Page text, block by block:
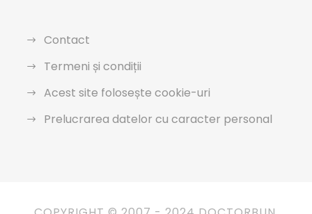
Contact
Termeni și condiții
Acest site folosește cookie-uri
Prelucrarea datelor cu caracter personal